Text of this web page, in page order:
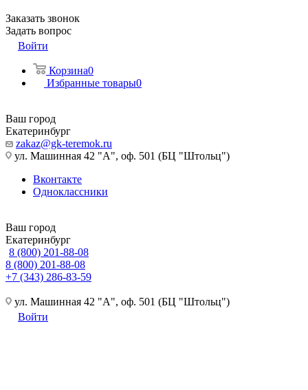
Заказать звонок
Задать вопрос
Войти
Корзина0
Избранные товары0
Ваш город
Екатеринбург
zakaz@gk-teremok.ru
ул. Машинная 42 "А", оф. 501 (БЦ "Штольц")
Вконтакте
Одноклассники
Ваш город
Екатеринбург
8 (800) 201-88-08
8 (800) 201-88-08
+7 (343) 286-83-59
ул. Машинная 42 "А", оф. 501 (БЦ "Штольц")
Войти